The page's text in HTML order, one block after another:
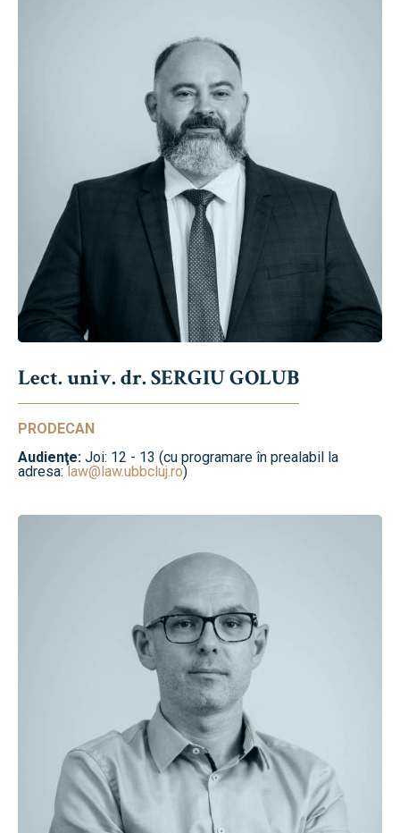
Lect. univ. dr. SERGIU GOLUB
PRODECAN
Audienţe: Joi: 12 - 13 (cu programare în prealabil la
adresa:law@law.ubbcluj.ro)